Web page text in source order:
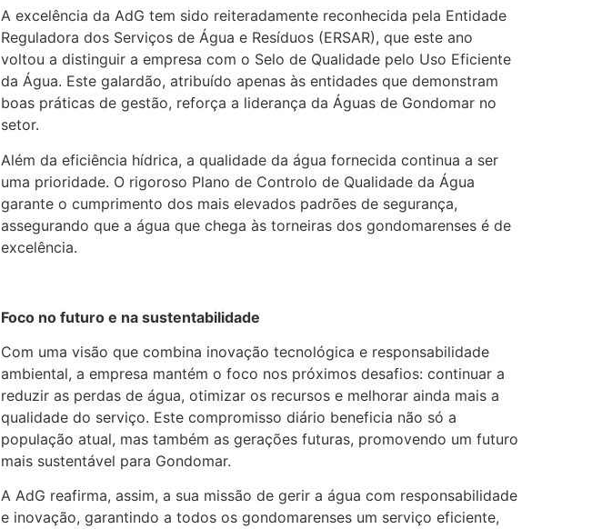
A excelência da AdG tem sido reiteradamente reconhecida pela Entidade
Reguladora dos Serviços de Água e Resíduos (ERSAR), que este ano
voltou a distinguir a empresa com o Selo de Qualidade pelo Uso Eficiente
da Água. Este galardão, atribuído apenas às entidades que demonstram
boas práticas de gestão, reforça a liderança da Águas de Gondomar no
setor.
Além da eficiência hídrica, a qualidade da água fornecida continua a ser
uma prioridade. O rigoroso Plano de Controlo de Qualidade da Água
garante o cumprimento dos mais elevados padrões de segurança,
assegurando que a água que chega às torneiras dos gondomarenses é de
excelência.
Foco no futuro e na sustentabilidade
Com uma visão que combina inovação tecnológica e responsabilidade
ambiental, a empresa mantém o foco nos próximos desafios: continuar a
reduzir as perdas de água, otimizar os recursos e melhorar ainda mais a
qualidade do serviço. Este compromisso diário beneficia não só a
população atual, mas também as gerações futuras, promovendo um futuro
mais sustentável para Gondomar.
A AdG reafirma, assim, a sua missão de gerir a água com responsabilidade
e inovação, garantindo a todos os gondomarenses um serviço eficiente,